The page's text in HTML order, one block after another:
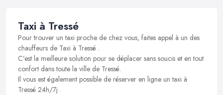
Taxi à Tressé
Pour trouver un taxi proche de chez vous, faites appel à un des
chauffeurs de Taxi à Tressé .
C’est la meilleure solution pour se déplacer sans soucis et en tout
confort dans toute la ville de Tressé.
Il vous est également possible de réserver en ligne un taxi à
Tressé 24h/7j .